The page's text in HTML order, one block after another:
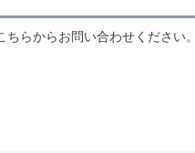
らからお問い合わせください。